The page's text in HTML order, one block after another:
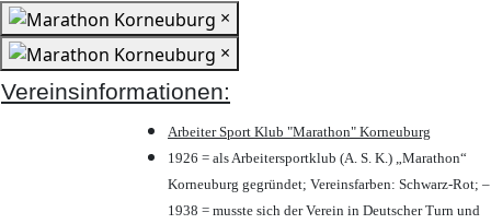
×
×
Vereinsinformationen:
Arbeiter Sport Klub "Marathon" Korneuburg
1926 = als Arbeitersportklub (A. S. K.) „Marathon“
Korneuburg gegründet; Vereinsfarben: Schwarz-Rot; –
1938 = musste sich der Verein in Deutscher Turn und